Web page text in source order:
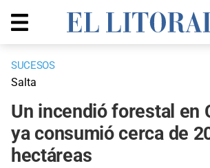
SUCESOS
Salta
Un incendió forestal en
ya consumió cerca de
hectáreas